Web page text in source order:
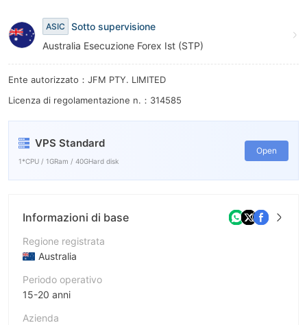
ASIC
Sotto supervisione
Australia Esecuzione Forex Ist (STP)
Ente autorizzato：JFM PTY. LIMITED
Licenza di regolamentazione n.：314585
VPS Standard
1*CPU / 1GRam / 40GHard disk
Open
Informazioni di base
Regione registrata
Australia
Periodo operativo
15-20 anni
Azienda